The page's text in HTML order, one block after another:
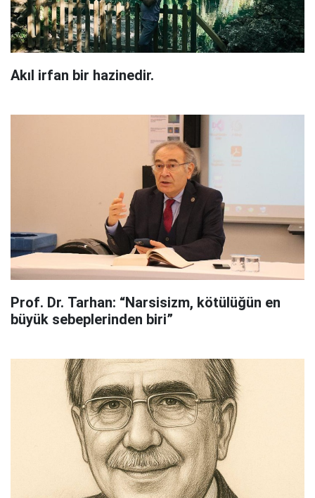
Akıl irfan bir hazinedir.
Prof. Dr. Tarhan: “Narsisizm, kötülüğün en
büyük sebeplerinden biri”